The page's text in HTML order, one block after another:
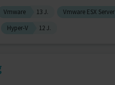
Vmware 13 J. Vmware ESX Server
Hyper-V 12 J.